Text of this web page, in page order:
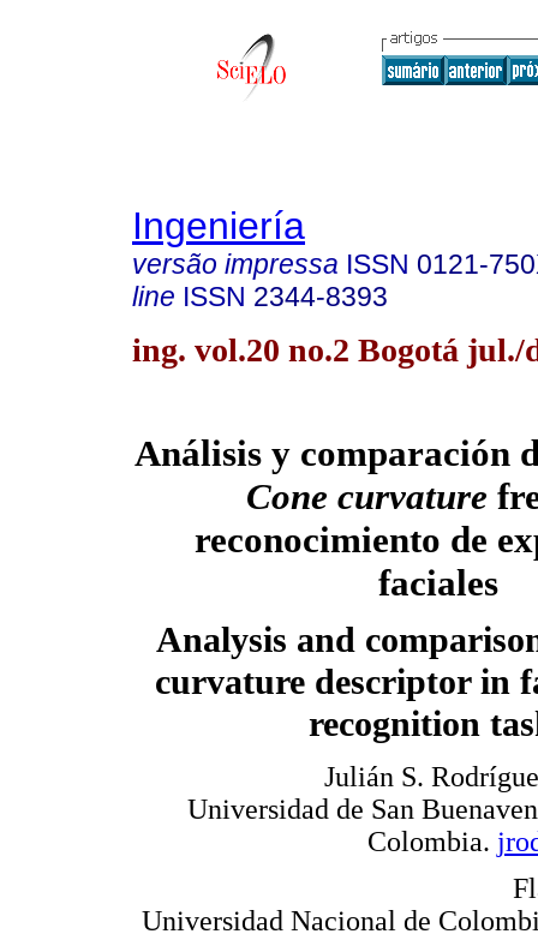
Ingeniería
versão impressa ISSN 0121-
line ISSN 2344-8393
ing. vol.20 no.2 Bogotá jul./
Análisis y comparación
Cone curvature
reconocimiento de
faciales
Analysis and
curvature descriptor in
recognition
Julián S.
Universidad de San
Colombia.
Universidad Nacional de